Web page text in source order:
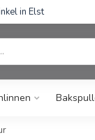
in Elst